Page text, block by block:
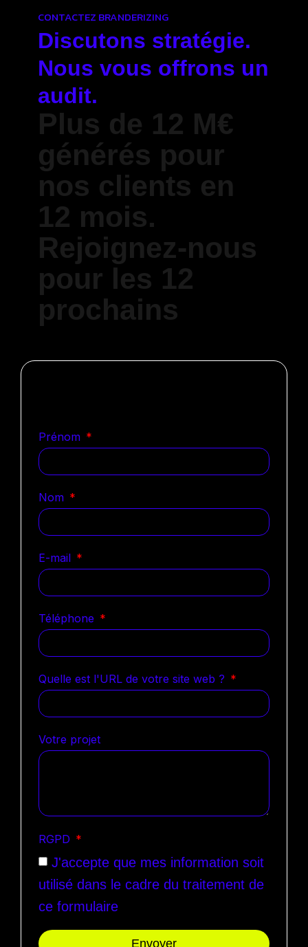
CONTACTEZ BRANDERIZING
Discutons stratégie.
Nous vous offrons un
audit.
Plus de 12 M€
générés pour
nos clients en
12 mois.
Rejoignez-nous
pour les 12
prochains
Prénom
Nom
E-mail
Téléphone
Quelle est l'URL de votre site web ?
Votre projet
RGPD
J'accepte que mes information soit
utilisé dans le cadre du traitement de
ce formulaire
Envoyer